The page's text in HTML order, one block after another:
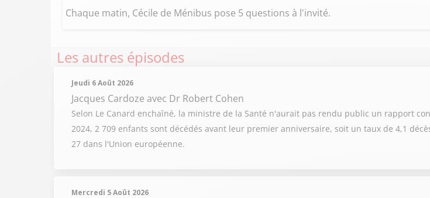
Chaque matin, Cécile de Ménibus pose 5 questions à l'invité.
Les autres épisodes
Jeudi 6 Août 2026
Jacques Cardoze avec Dr Robert Cohen
Selon Le Canard enchaîné, la ministre de la Santé n'aurait pas rendu public un rapport
2024, 2 709 enfants sont décédés avant leur premier anniversaire, soit un taux de 4,1
27 dans l'Union européenne.
Mercredi 5 Août 2026